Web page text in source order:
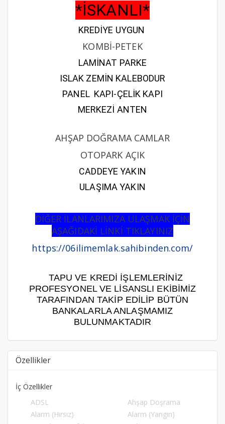
*İSKANLI*
KREDİYE UYGUN
KOMBİ-PETEK
LAMİNAT PARKE
ISLAK ZEMİN KALEBODUR
PANEL KAPI-ÇELİK KAPI
MERKEZİ ANTEN
AHŞAP DOĞRAMA CAMLAR
OTOPARK AÇIK
CADDEYE YAKIN
ULAŞIMA YAKIN
DİĞER İLANLARIMIZA ULAŞMAK İÇİN
AŞAĞIDAKİ LİNKİ TIKLAYINIZ
https://06ilimemlak.sahibinden.com/
TAPU VE KREDİ İŞLEMLERİNİZ
PROFESYONEL VE LİSANSLI EKİBİMİZ
TARAFINDAN TAKİP EDİLİP BÜTÜN
BANKALARLA ANLAŞMAMIZ
BULUNMAKTADIR
Özellikler
İç Özellikler
ADSL
Ahşap Doşrama
Alarm (Hırsız)
Alarm (Yangın)